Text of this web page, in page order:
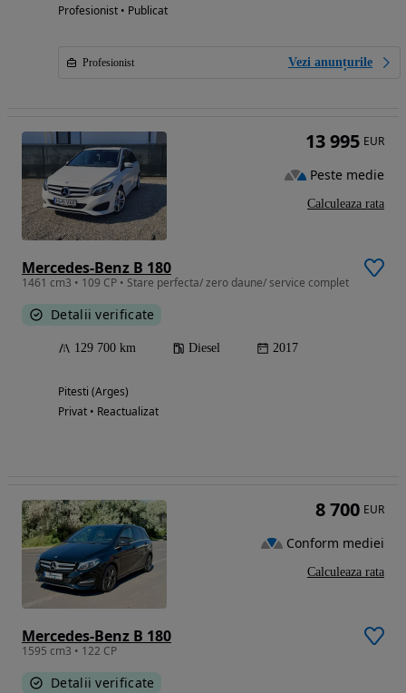
Profesionist • Publicat
Profesionist Vezi anunțurile
Mercedes-Benz B 180
1461 cm3 • 109 CP • Stare perfecta/ zero daune/ service complet
Detalii verificate
129 700 km Diesel 2017
Pitesti (Arges)
Privat • Reactualizat
13 995 EUR
Peste medie
Calculeaza rata
Mercedes-Benz B 180
1595 cm3 • 122 CP
Detalii verificate
8 700 EUR
Conform mediei
Calculeaza rata